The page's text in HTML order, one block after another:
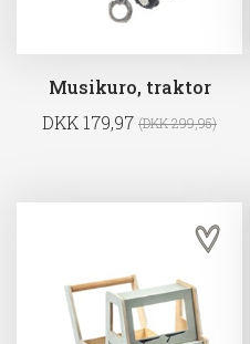
Musikuro, traktor
DKK 179,97 (DKK 299,95)